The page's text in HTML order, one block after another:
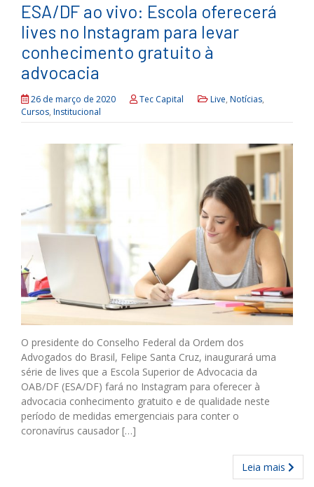
ESA/DF ao vivo: Escola oferecerá
lives no Instagram para levar
conhecimento gratuito à
advocacia
26 de março de 2020 Tec Capital Live, Notícias,
Cursos, Institucional
O presidente do Conselho Federal da Ordem dos
Advogados do Brasil, Felipe Santa Cruz, inaugurará uma
série de lives que a Escola Superior de Advocacia da
OAB/DF (ESA/DF) fará no Instagram para oferecer à
advocacia conhecimento gratuito e de qualidade neste
período de medidas emergenciais para conter o
coronavírus causador […]
Leia mais